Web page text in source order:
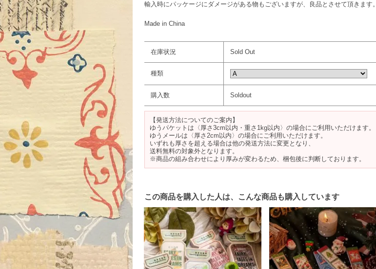
輸入時にパッケージにダメージがある物もございますが、良品とさせて頂きます。
Made in China
在庫状況 Sold Out
種類
購入数 Soldout
【発送方法についてのご案内】
ゆうパケットは〈厚さ3cm以内・重さ1kg以内〉の場合にご利用いただけます。
ゆうメールは〈厚さ2cm以内〉の場合にご利用いただけます。
いずれも厚さを超える場合は他の発送方法に変更となり、
送料無料の対象外となります。
※商品の組み合わせにより厚みが変わるため、梱包後に判断しております。
この商品を購入した人は、こんな商品も購入しています